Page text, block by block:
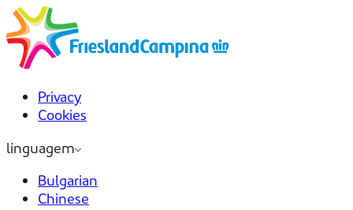
Privacy
Cookies
linguagem
Bulgarian
Chinese